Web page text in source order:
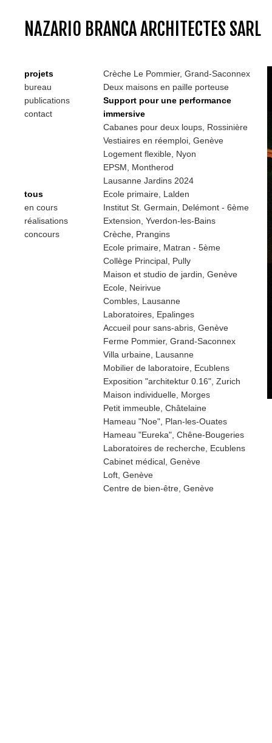
NAZARIO BRANCA ARCHITECTES SARL
projets
bureau
publications
contact
tous
en cours
réalisations
concours
Crèche Le Pommier, Grand-Saconnex
Deux maisons en paille porteuse
Support pour une performance
immersive
Cabanes pour deux loups, Rossinière
Vestiaires en réemploi, Genève
Logement flexible, Nyon
EPSM, Montherod
Lausanne Jardins 2024
Ecole primaire, Lalden
Institut St. Germain, Delémont - 6ème
Extension, Yverdon-les-Bains
Crèche, Prangins
Ecole primaire, Matran - 5ème
Collège Principal, Pully
Maison et studio de jardin, Genève
Ecole, Neirivue
Combles, Lausanne
Laboratoires, Epalinges
Accueil pour sans-abris, Genève
Ferme Pommier, Grand-Saconnex
Villa urbaine, Lausanne
Mobilier de laboratoire, Ecublens
Exposition "architektur 0.16", Zurich
Maison individuelle, Morges
Petit immeuble, Châtelaine
Hameau "Noe", Plan-les-Ouates
Hameau "Eureka", Chêne-Bougeries
Laboratoires de recherche, Ecublens
Cabinet médical, Genève
Loft, Genève
Centre de bien-être, Genève